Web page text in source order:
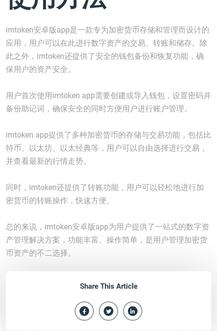
imtoken安卓版app是一款专为加密货币存储和管理而设计的
应用，用户可以在此进行数字资产的交易、转账和储存。除
此之外，imtoken还提供了安全的钱包备份和恢复功能，确
保用户的资产安全。
用户首次使用imtoken app需要创建或导入钱包，设置密码并
备份助记词，确保安全的同时方便用户进行账户管理。
imtoken app提供了多种加密货币的存储与交易功能，包括比
特币、以太坊、以太经典等，用户可以自由选择进行交易，
并查看最新的行情走势。
同时，imtoken还提供了转账功能，用户可以轻松地进行加
密货币的转账操作，快速方便。
总的来说，imtoken安卓版app为用户提供了一站式的数字资
产管理解决方案，功能丰富、操作简单，是用户管理加密货
币资产的不二选择。
Share This Article